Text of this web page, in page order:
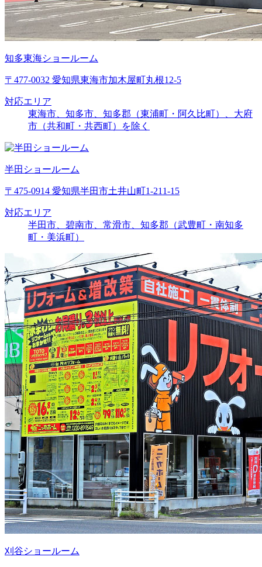
知多東海ショールーム
〒477-0032 愛知県東海市加木屋町丸根12-5
対応エリア
東海市、知多市、知多郡（東浦町・阿久比町）、大府
市（共和町・共西町）を除く
半田ショールーム
〒475-0914 愛知県半田市土井山町1-211-15
対応エリア
半田市、碧南市、常滑市、知多郡（武豊町・南知多
町・美浜町）
刈谷ショールーム